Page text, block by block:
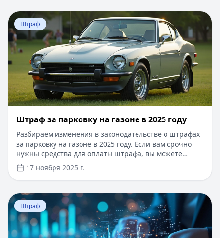
Перейти к статье: Штраф за парковку на газоне в
Штраф
Штраф за парковку на газоне в 2025 году
Разбираем изменения в законодательстве о штрафах
за парковку на газоне в 2025 году. Если вам срочно
нужны средства для оплаты штрафа, вы можете
оформить кредит до 100 000 рублей сроком до 1 года.
Одобрение за 15 минут, без справок о доходах и
поручителей. Первый займ под 0% для новых
клиентов при погашении в течение 30 дней. Простое
онлайн-оформление по паспорту, с моментальным
зачислением средств на карту.
17 ноября 2025 г.
Перейти к статье:Штраф за перегруз автомобиля в
Штраф